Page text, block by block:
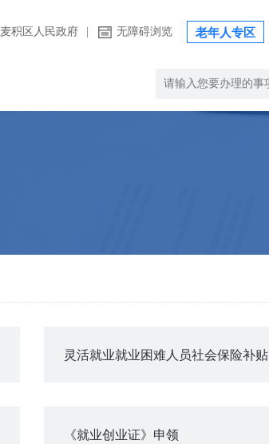
麦积区人民政府 无障碍浏览 老年人专区
灵活就业就业困难人员社会保险补贴
《就业创业证》申领